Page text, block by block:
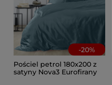
-20%
Pościel petrol 180x200 z
satyny Nova3 Eurofirany